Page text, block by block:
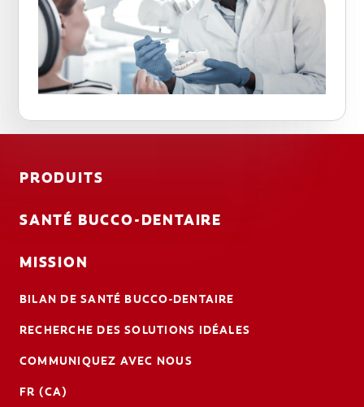
PRODUITS
SANTÉ BUCCO-DENTAIRE
MISSION
BILAN DE SANTÉ BUCCO-DENTAIRE
RECHERCHE DES SOLUTIONS IDÉALES
COMMUNIQUEZ AVEC NOUS
FR (CA)